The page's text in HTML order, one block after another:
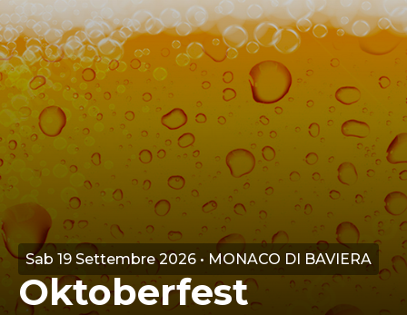
Sab 19 Settembre 2026 • MONACO DI BAVIERA
Oktoberfest